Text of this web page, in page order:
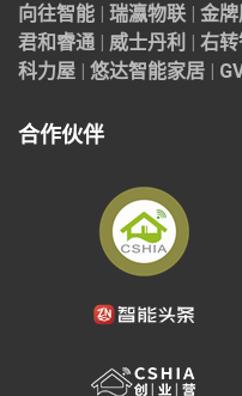
向往智能 | 瑞瀛物联 | 金
君和睿通 | 威士丹利 | 右
科力屋 | 悠达智能家居 |
合作伙伴